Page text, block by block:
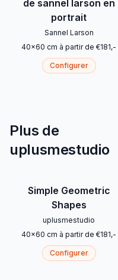
de sannel larson en
portrait
Sannel Larson
40x60 cm à partir de €181,-
Configurer
Plus de
uplusmestudio
Simple Geometric
Shapes
uplusmestudio
40x60 cm à partir de €181,-
Configurer